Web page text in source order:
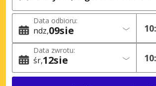
Data odbioru:
ndz 09sie
Data zwrotu:
śr 12sie